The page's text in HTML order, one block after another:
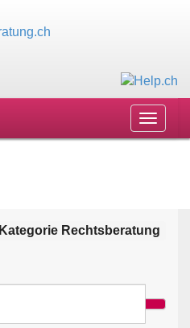
Toggle
Kategorie Rechtsberatung